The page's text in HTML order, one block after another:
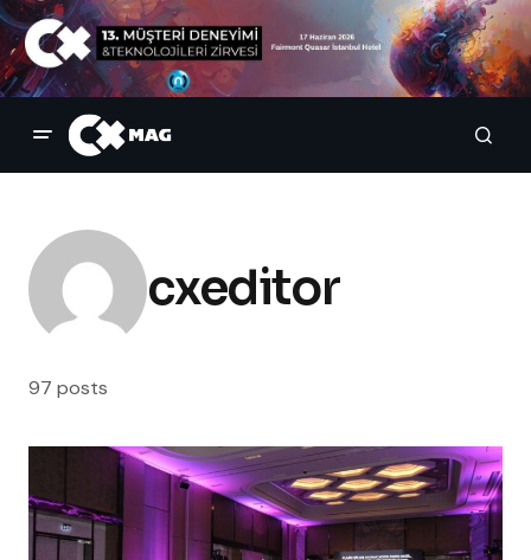
cxeditor
97 posts